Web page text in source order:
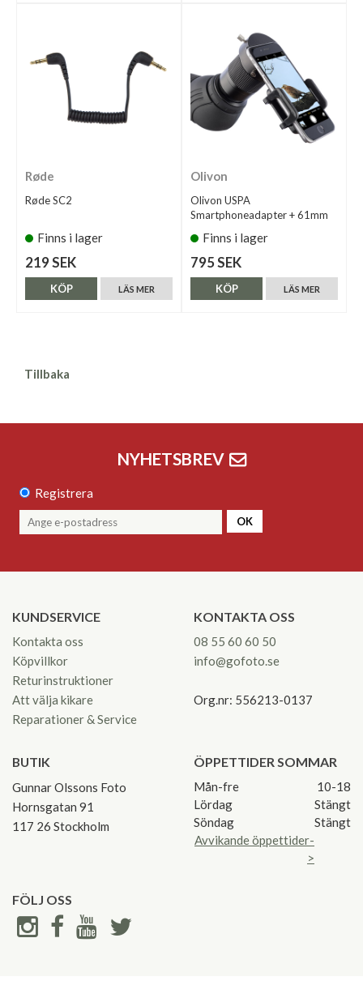
Røde
Røde SC2
Finns i lager
219 SEK
LÄS MER
KÖP
Olivon
Olivon USPA
Smartphoneadapter + 61mm
Finns i lager
795 SEK
LÄS MER
KÖP
Tillbaka
NYHETSBREV
Registrera
OK
KUNDSERVICE
Kontakta oss
Köpvillkor
Returinstruktioner
Att välja kikare
Reparationer & Service
KONTAKTA OSS
08 55 60 60 50
info@gofoto.se
Org.nr: 556213-0137
BUTIK
Gunnar Olssons Foto
Hornsgatan 91
117 26 Stockholm
ÖPPETTIDER SOMMAR
Mån-fre
10-18
Lördag
Stängt
Söndag
Stängt
Avvikande öppettider-
>
FÖLJ OSS